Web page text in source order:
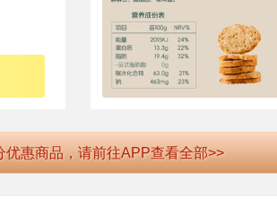
优惠商品，请前往APP查看全部>>